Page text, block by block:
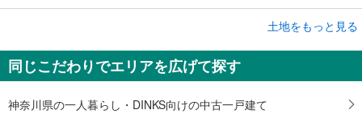
藤沢市石川3丁目
4,060万円
未定
建物面積 -
土地をもっと見る
同じこだわりでエリアを広げて探す
神奈川県の一人暮らし・DINKS向けの中古一戸建て